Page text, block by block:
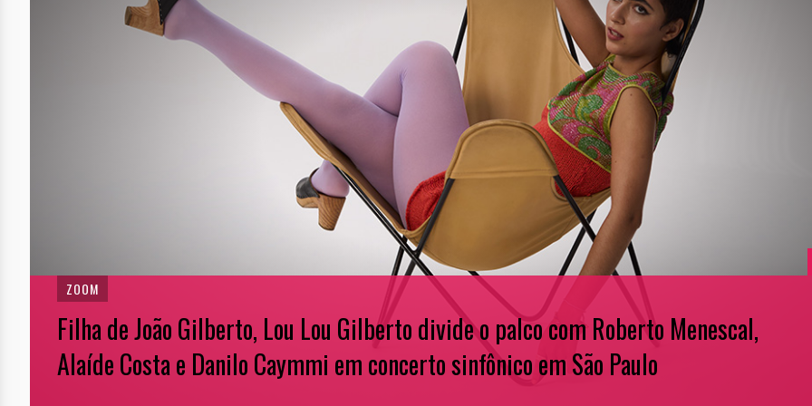
ZOOM
Ariana Grande emociona Chicago na reta final da The Eternal Sunshine Tour e
entrega o show mais humano de sua carreira